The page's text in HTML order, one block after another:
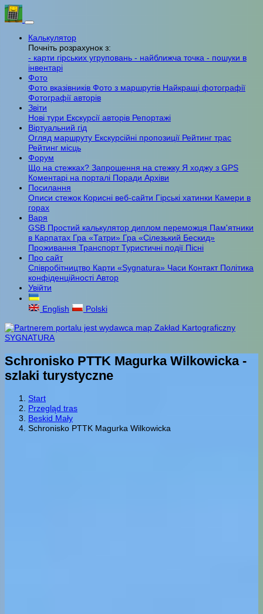
Калькулятор
Почніть розрахунок з:
- карти гірських угруповань - найближча точка - пошуки в
інвентарі
Фото
Фото вказівників Фото з маршрутів Найкращі фотографії
Фотографії авторів
Звіти
Нові тури Екскурсії авторів Репортажі
Віртуальний гід
Огляд маршруту Екскурсійні пропозиції Рейтинг трас
Рейтинг місць
Форум
Що на стежках? Запрошення на стежку Я ходжу з GPS
Коментарі на порталі Поради Архіви
Посилання
Описи стежок Корисні веб-сайти Гірські хатинки Камери в
горах
Варя
GSB Простий калькулятор диплом переможця Пам'ятники
в Карпатах Гра «Татри» Гра «Сілезький Бескид»
Проживання ТранспортТуристичні події Пісні
Про сайт
Співробітництво Карти «Sygnatura» Часи Контакт Політика
конфіденційності Автор
Увійти
English Polski
Schronisko PTTK Magurka Wilkowicka -
szlaki turystyczne
Start
Przegląd tras
Beskid Mały
Schronisko PTTK Magurka Wilkowicka